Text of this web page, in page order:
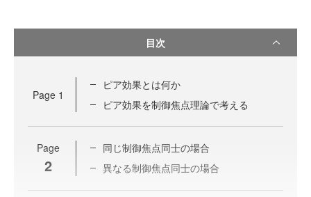
目次
Page 1
ピア効果とは何か
ピア効果を制御焦点理論で考える
Page
2
同じ制御焦点同士の場合
異なる制御焦点同士の場合